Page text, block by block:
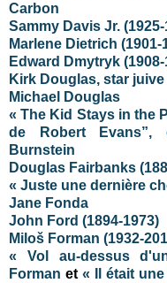
Carbon
Sammy Davis Jr. (1925-
Marlene Dietrich (1901-
Edward Dmytryk (1908-
Kirk Douglas, star
Michael Douglas
« The Kid Stays in the
de Robert Evans”,
Burnstein
Douglas Fairbanks
« Juste une dernière
Jane Fonda
John Ford (1894-1973)
Miloš Forman (1932-
« Vol au-dessus
Forman et« Il était